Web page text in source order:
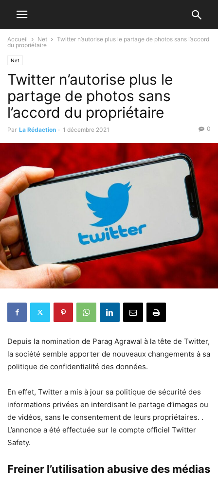
Accueil Net
Twitter n’autorise plus le partage de photos sans l’accord
du propriétaire
Net
Twitter n’autorise plus le
partage de photos sans
l’accord du propriétaire
Par La Rédaction - 1 décembre 2021 0
Depuis la nomination de Parag Agrawal à la tête de Twitter,
la société semble apporter de nouveaux changements à sa
politique de confidentialité des données.
En effet, Twitter a mis à jour sa politique de sécurité des
informations privées en interdisant le partage d’images ou
de vidéos, sans le consentement de leurs propriétaires. .
L’annonce a été effectuée sur le compte officiel Twitter
Safety.
Freiner l’utilisation abusive des médias